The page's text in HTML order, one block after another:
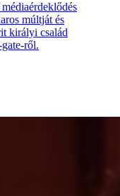
múltját és
királyi család
ről.